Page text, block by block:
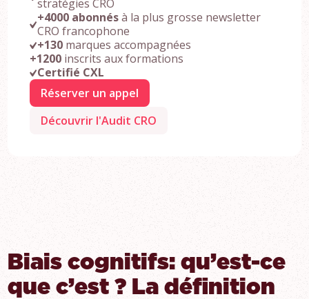
stratégies CRO
+4000 abonnésà la plus grosse newsletter
CRO francophone
+130 marques accompagnées
+1200 inscrits aux formations
Certifié CXL
Réserver un appel
Découvrir l'Audit CRO
Biais cognitifs: qu’est-ce
que c’est ? La définition